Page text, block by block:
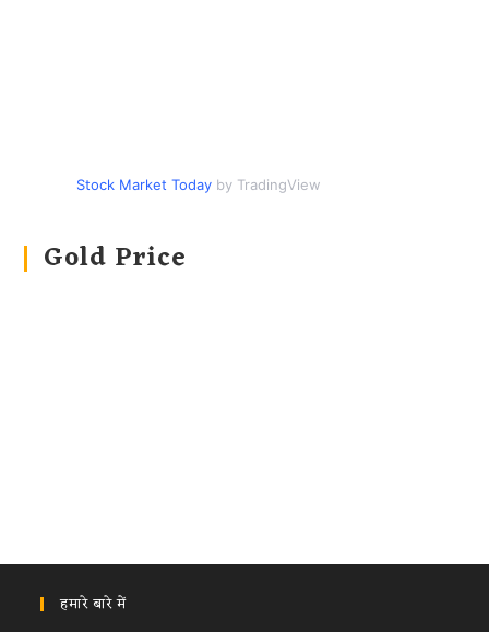
Stock Market Today by TradingView
Gold Price
हमारे बारे में